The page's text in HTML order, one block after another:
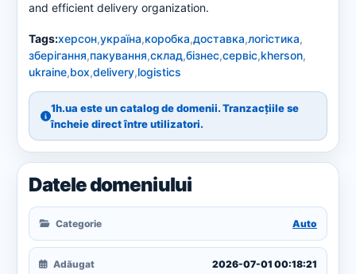
and efficient delivery organization.
Tags:херсон,україна,коробка,доставка,логістика,
зберігання,пакування,склад,бізнес,сервіс,kherson,
ukraine,box,delivery,logistics
1h.ua este un catalog de domenii. Tranzacțiile se
încheie direct între utilizatori.
Datele domeniului
Categorie Auto
Adăugat 2026-07-01 00:18:21